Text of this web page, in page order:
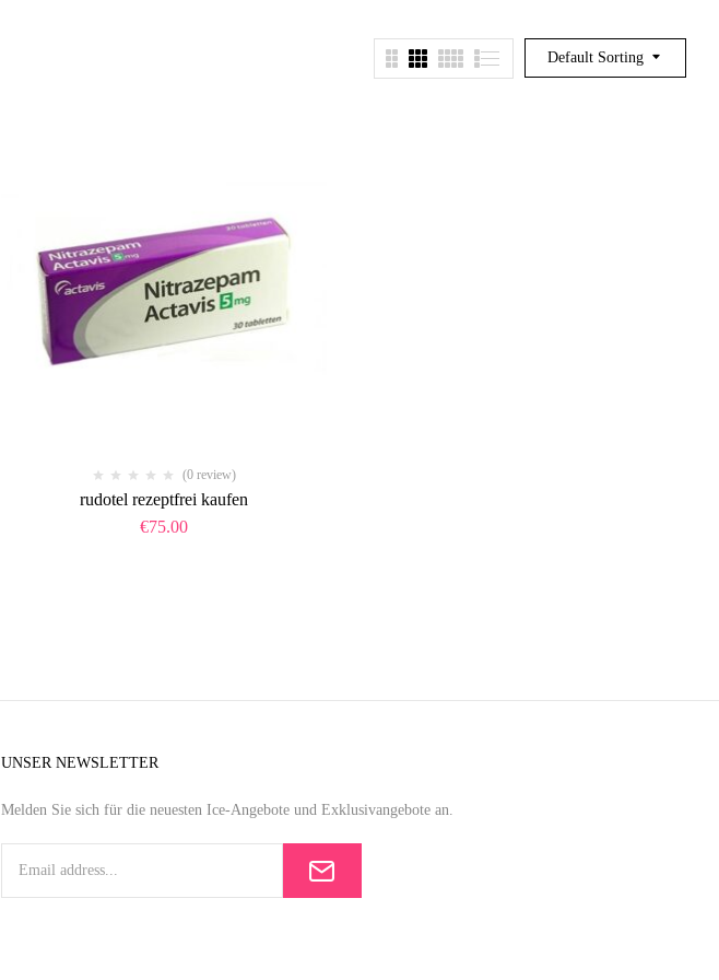
Default Sorting
(0 review)
rudotel rezeptfrei kaufen
€75.00
UNSER NEWSLETTER
Melden Sie sich für die neuesten Ice-Angebote und Exklusivangebote an.